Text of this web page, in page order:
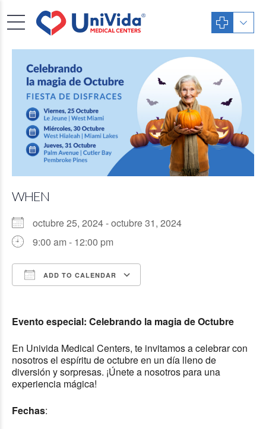
WHEN
octubre 25, 2024 - octubre 31, 2024
9:00 am - 12:00 pm
ADD TO CALENDAR
Evento especial: Celebrando la magia de Octubre
En Univida Medical Centers, te invitamos a celebrar con
nosotros el espíritu de octubre en un día lleno de
diversión y sorpresas. ¡Únete a nosotros para una
experiencia mágica!
Fechas: